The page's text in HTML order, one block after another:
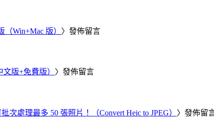
Win+Mac 版） 〉發佈留言
版+免費版） 〉發佈留言
次處理最多 50 張照片！（Convert Heic to JPEG） 〉發佈留